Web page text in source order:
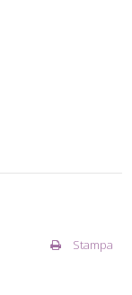
Stampa